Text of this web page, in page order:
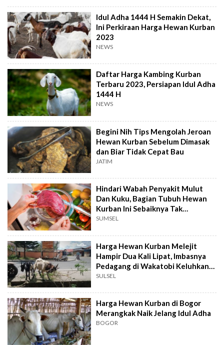
Idul Adha 1444 H Semakin Dekat,
Ini Perkiraan Harga Hewan Kurban
2023
NEWS
Daftar Harga Kambing Kurban
Terbaru 2023, Persiapan Idul Adha
1444 H
NEWS
Begini Nih Tips Mengolah Jeroan
Hewan Kurban Sebelum Dimasak
dan Biar Tidak Cepat Bau
JATIM
Hindari Wabah Penyakit Mulut
Dan Kuku, Bagian Tubuh Hewan
Kurban Ini Sebaiknya Tak
Dikonsumsi
SUMSEL
Harga Hewan Kurban Melejit
Hampir Dua Kali Lipat, Imbasnya
Pedagang di Wakatobi Keluhkan
Sepi Pembeli
SULSEL
Harga Hewan Kurban di Bogor
Merangkak Naik Jelang Idul Adha
BOGOR